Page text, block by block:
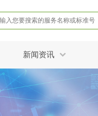
新闻资讯
电磁辐射检测
病毒杀灭试验